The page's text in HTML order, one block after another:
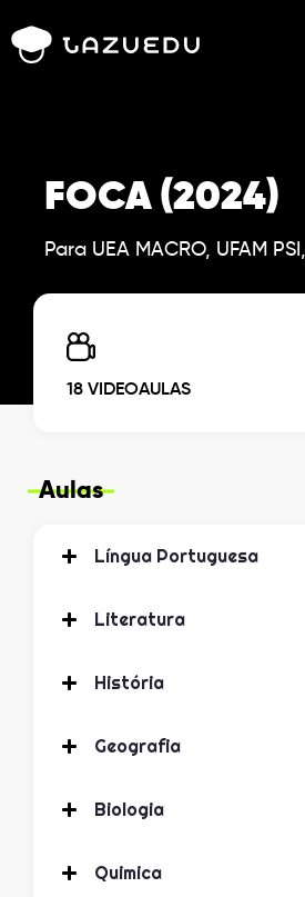
FOCA (2024)
Para UEA MACRO, UFAM
18 VIDEOAULAS
Aulas
Língua Portuguesa
Literatura
História
Geografia
Biologia
Quimica